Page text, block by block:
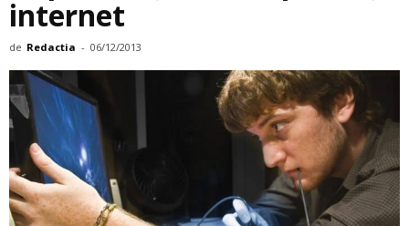
internet
de Redactia - 06/12/2013